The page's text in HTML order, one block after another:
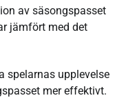
av säsongspasset
jämfört med det
spelarnas upplevelse
mer effektivt.